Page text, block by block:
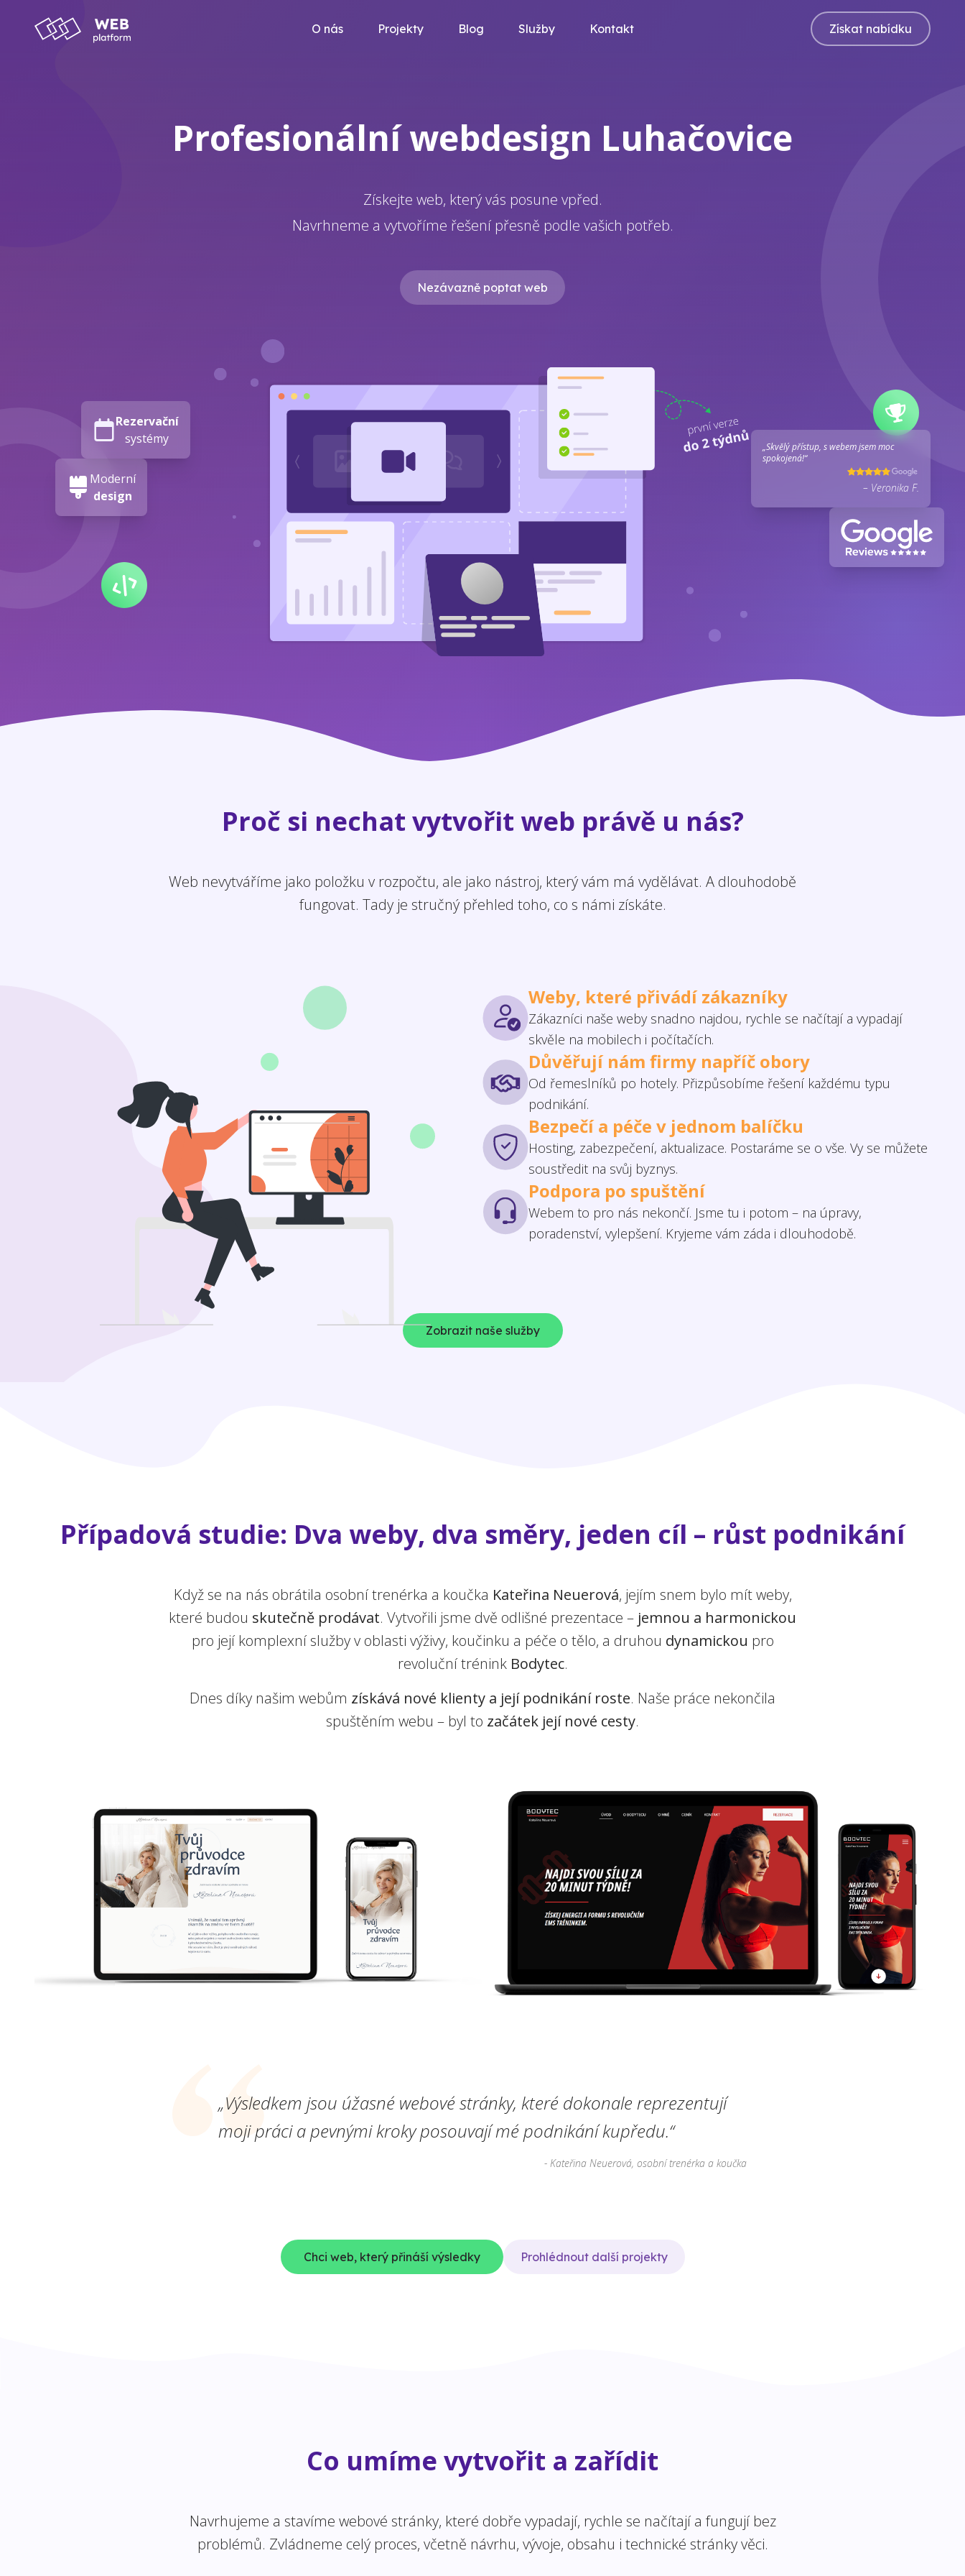
O nás Projekty Blog Služby Kontakt Získat nabídku
Profesionální webdesign Luhačovice
Získejte web, který vás posune vpřed.
Navrhneme a vytvoříme řešení přesně podle vašich potřeb.
Nezávazně poptat web
Rezervační
systémy
Moderní
design
„Skvělý přístup, s webem jsem moc
spokojená!“
– Veronika F.
Proč si nechat vytvořit web právě u nás?
Web nevytváříme jako položku v rozpočtu, ale jako nástroj, který vám má vydělávat. A dlouhodobě
fungovat. Tady je stručný přehled toho, co s námi získáte.
Weby, které přivádí zákazníky
Zákazníci naše weby snadno najdou, rychle se načítají a vypadají
skvěle na mobilech i počítačích.
Důvěřují nám firmy napříč obory
Od řemeslníků po hotely. Přizpůsobíme řešení každému typu
podnikání.
Bezpečí a péče v jednom balíčku
Hosting, zabezpečení, aktualizace. Postaráme se o vše. Vy se můžete
soustředit na svůj byznys.
Podpora po spuštění
Webem to pro nás nekončí. Jsme tu i potom – na úpravy,
poradenství, vylepšení. Kryjeme vám záda i dlouhodobě.
Zobrazit naše služby
Případová studie: Dva weby, dva směry, jeden cíl – růst podnikání
Když se na nás obrátila osobní trenérka a koučka Kateřina Neuerová, jejím snem bylo mít weby,
které budou skutečně prodávat. Vytvořili jsme dvě odlišné prezentace – jemnou a harmonickou
pro její komplexní služby v oblasti výživy, koučinku a péče o tělo, a druhou dynamickou pro
revoluční trénink Bodytec.
Dnes díky našim webům získává nové klienty a její podnikání roste. Naše práce nekončila
spuštěním webu – byl to začátek její nové cesty.
„Výsledkem jsou úžasné webové stránky, které dokonale reprezentují
moji práci a pevnými kroky posouvají mé podnikání kupředu.“
- Kateřina Neuerová, osobní trenérka a koučka
Chci web, který přináší výsledky Prohlédnout další projekty
Co umíme vytvořit a zařídit
Navrhujeme a stavíme webové stránky, které dobře vypadají, rychle se načítají a fungují bez
problémů. Zvládneme celý proces, včetně návrhu, vývoje, obsahu i technické stránky věci.